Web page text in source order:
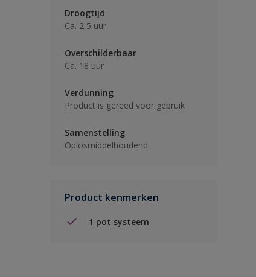
Droogtijd
Ca. 2,5 uur
Overschilderbaar
Ca. 18 uur
Verdunning
Product is gereed voor gebruik
Samenstelling
Oplosmiddelhoudend
Product kenmerken
1 pot systeem